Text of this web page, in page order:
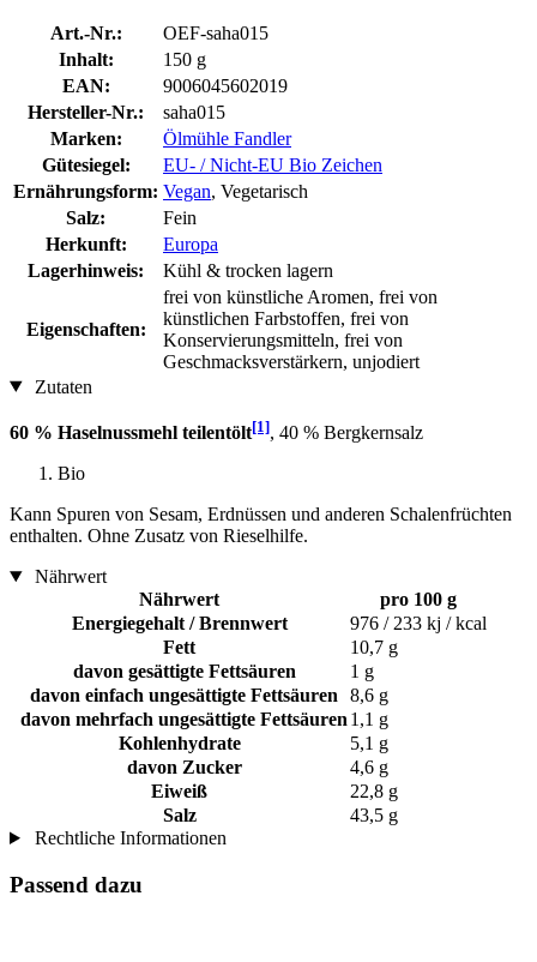
Art.-Nr.:
OEF-saha015
Inhalt:
150 g
EAN:
9006045602019
Hersteller-Nr.:
saha015
Marken:
Ölmühle Fandler
Gütesiegel:
EU- / Nicht-EU Bio Zeichen
Ernährungsform: Vegan, Vegetarisch
Salz:
Fein
Herkunft:
Europa
Lagerhinweis:
Kühl & trocken lagern
Eigenschaften:
frei von künstliche Aromen, frei von
künstlichen Farbstoffen, frei von
Konservierungsmitteln, frei von
Geschmacksverstärkern, unjodiert
Zutaten
60 % Haselnussmehl teilentölt[1], 40 % Bergkernsalz
Bio
Kann Spuren von Sesam, Erdnüssen und anderen Schalenfrüchten
enthalten. Ohne Zusatz von Rieselhilfe.
Nährwert
Nährwert
pro 100 g
Energiegehalt / Brennwert
976 / 233 kj / kcal
Fett
10,7 g
davon gesättigte Fettsäuren
1 g
davon einfach ungesättigte Fettsäuren
8,6 g
davon mehrfach ungesättigte Fettsäuren 1,1 g
Kohlenhydrate
5,1 g
davon Zucker
4,6 g
Eiweiß
22,8 g
Salz
43,5 g
Rechtliche Informationen
Passend dazu